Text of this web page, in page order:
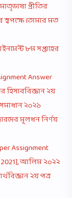
প্রীতির
স্বপক্ষে তােমার মত
৮ম সপ্তাহের
Answer
হিসাববিজ্ঞান ২য়
২০২১
মূলধন নির্ণয়
Assignment
2021], আলিম ২০২২
২য় পত্র